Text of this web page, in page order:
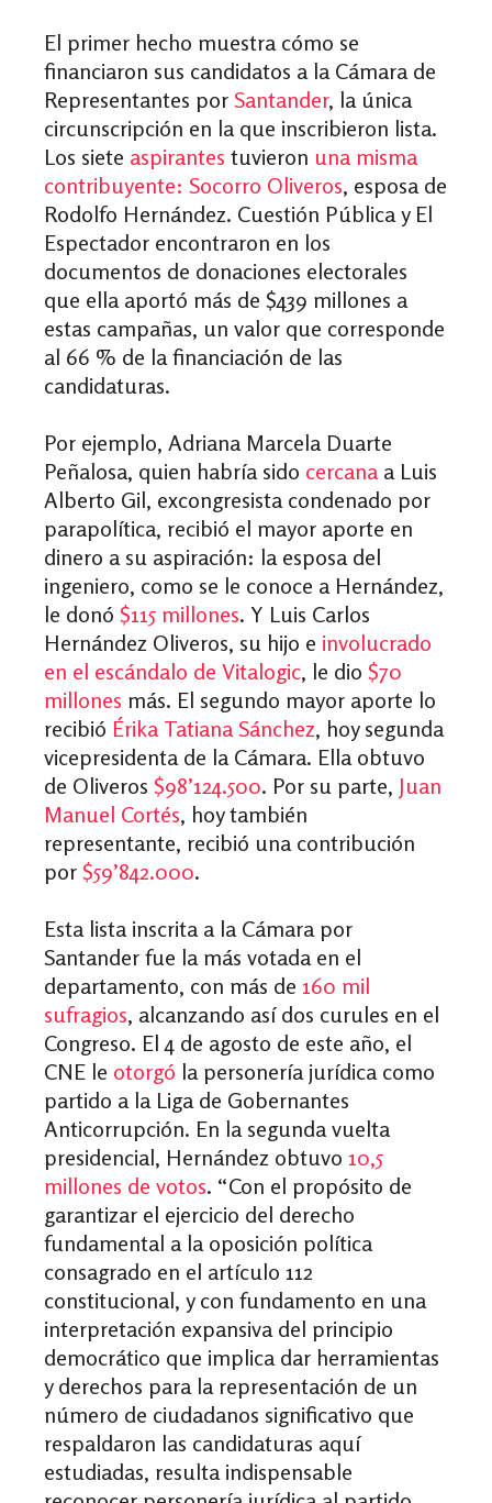
El primer hecho muestra cómo se
financiaron sus candidatos a la Cámara de
Representantes por Santander, la única
circunscripción en la que inscribieron lista.
Los siete aspirantes tuvieron una misma
contribuyente: Socorro Oliveros, esposa de
Rodolfo Hernández. Cuestión Pública y El
Espectador encontraron en los
documentos de donaciones electorales
que ella aportó más de $439 millones a
estas campañas, un valor que corresponde
al 66 % de la financiación de las
candidaturas.
Por ejemplo, Adriana Marcela Duarte
Peñalosa, quien habría sido cercanaa Luis
Alberto Gil, excongresista condenado por
parapolítica, recibió el mayor aporte en
dinero a su aspiración: la esposa del
ingeniero, como se le conoce a Hernández,
le donó $115 millones. Y Luis Carlos
Hernández Oliveros, su hijo e involucrado
en el escándalo de Vitalogic, le dio $70
millones más. El segundo mayor aporte lo
recibió Érika Tatiana Sánchez, hoy segunda
vicepresidenta de la Cámara. Ella obtuvo
de Oliveros $98’124.500. Por su parte, Juan
Manuel Cortés, hoy también
representante, recibió una contribución
por $59’842.000.
Esta lista inscrita a la Cámara por
Santander fue la más votada en el
departamento, con más de 160 mil
sufragios, alcanzando así dos curules en el
Congreso. El 4 de agosto de este año, el
CNE le otorgó la personería jurídica como
partido a la Liga de Gobernantes
Anticorrupción. En la segunda vuelta
presidencial, Hernández obtuvo 10,5
millones de votos. “Con el propósito de
garantizar el ejercicio del derecho
fundamental a la oposición política
consagrado en el artículo 112
constitucional, y con fundamento en una
interpretación expansiva del principio
democrático que implica dar herramientas
y derechos para la representación de un
número de ciudadanos significativo que
respaldaron las candidaturas aquí
estudiadas, resulta indispensable